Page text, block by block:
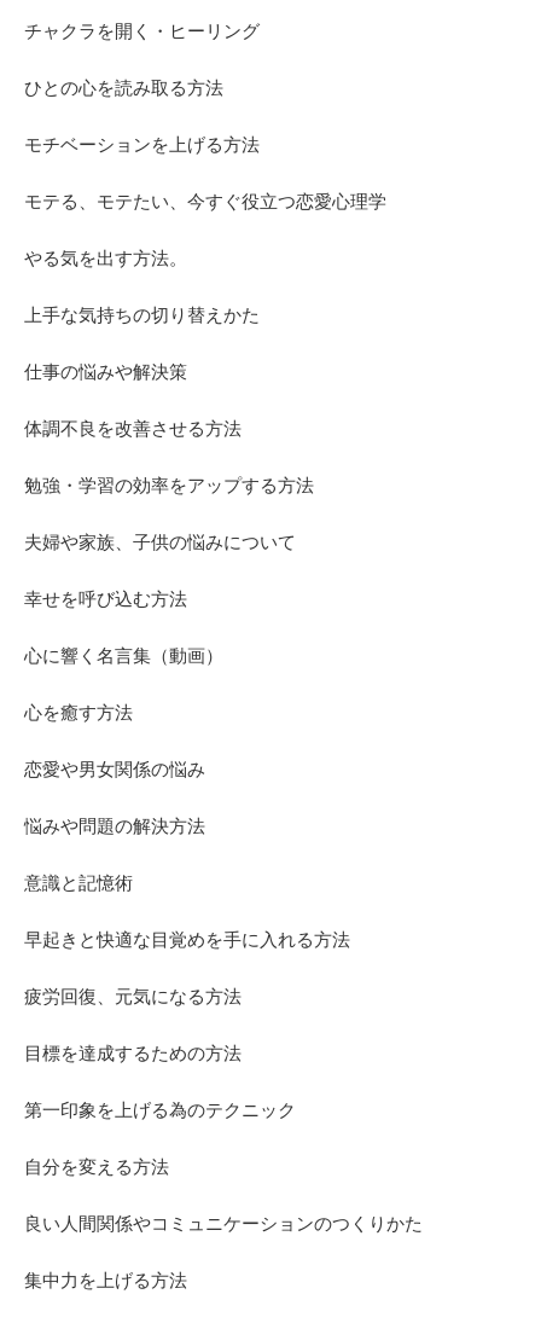
チャクラを開く・ヒーリング
ひとの心を読み取る方法
モチベーションを上げる方法
モテる、モテたい、今すぐ役立つ恋愛心理学
やる気を出す方法。
上手な気持ちの切り替えかた
仕事の悩みや解決策
体調不良を改善させる方法
勉強・学習の効率をアップする方法
夫婦や家族、子供の悩みについて
幸せを呼び込む方法
心に響く名言集（動画）
心を癒す方法
恋愛や男女関係の悩み
悩みや問題の解決方法
意識と記憶術
早起きと快適な目覚めを手に入れる方法
疲労回復、元気になる方法
目標を達成するための方法
第一印象を上げる為のテクニック
自分を変える方法
良い人間関係やコミュニケーションのつくりかた
集中力を上げる方法